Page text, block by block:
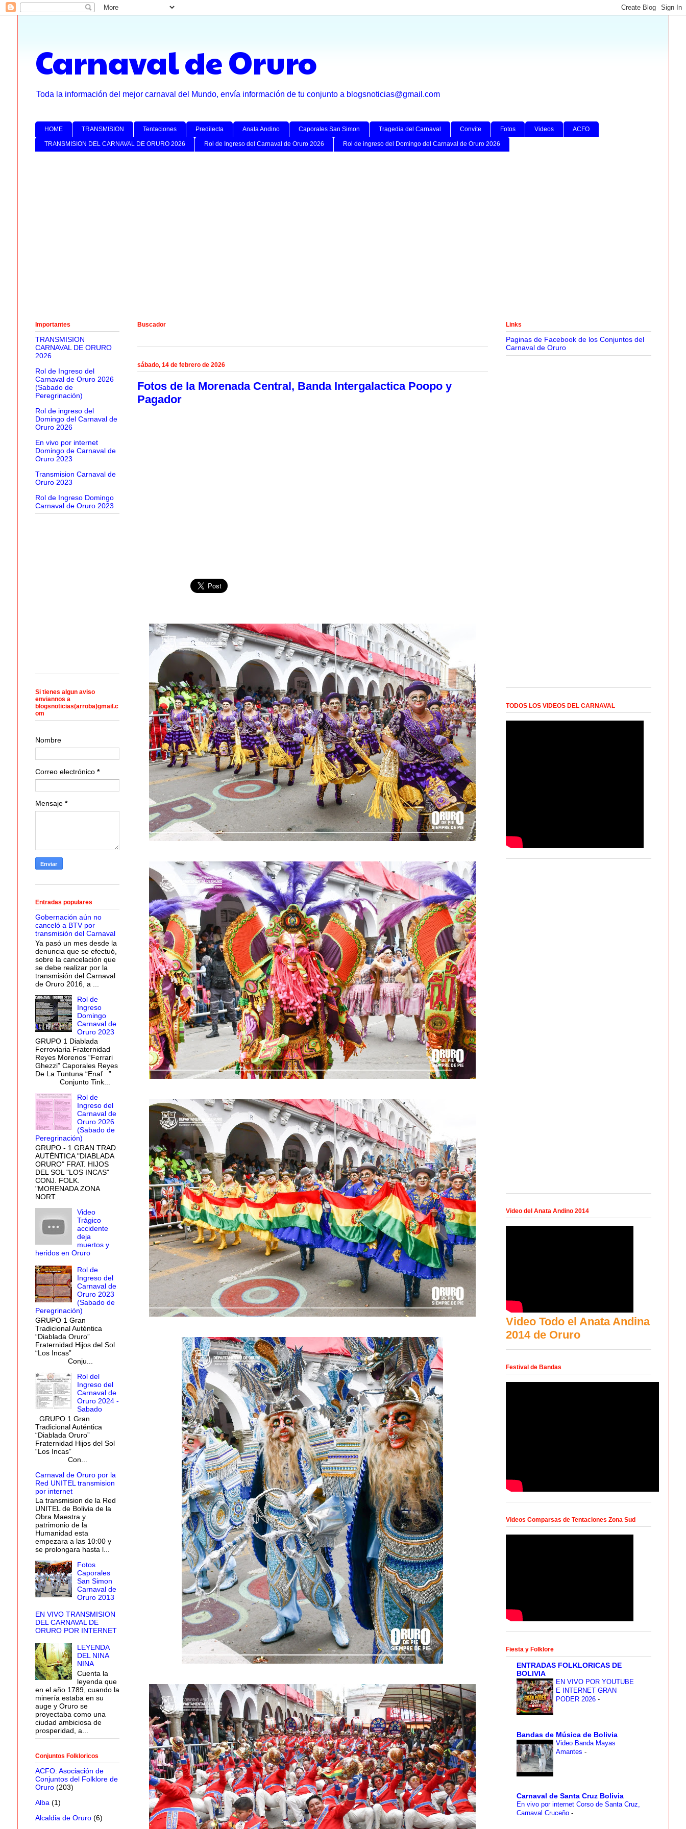
Carnaval de Oruro
Toda la información del mejor carnaval del Mundo, envía información de tu conjunto a blogsnoticias@gmail.com
HOME TRANSMISION Tentaciones Predilecta Anata Andino Caporales San Simon Tragedia del Carnaval Convite Fotos Videos ACFO
TRANSMISION DEL CARNAVAL DE ORURO 2026 Rol de Ingreso del Carnaval de Oruro 2026 Rol de ingreso del Domingo del Carnaval de Oruro 2026
Buscador
sábado, 14 de febrero de 2026
Fotos de la Morenada Central, Banda Intergalactica Poopo y
Pagador
Importantes
TRANSMISION
CARNAVAL DE ORURO
2026
Rol de Ingreso del
Carnaval de Oruro 2026
(Sabado de
Peregrinación)
Rol de ingreso del
Domingo del Carnaval de
Oruro 2026
En vivo por internet
Domingo de Carnaval de
Oruro 2023
Transmision Carnaval de
Oruro 2023
Rol de Ingreso Domingo
Carnaval de Oruro 2023
Si tienes algun aviso
enviannos a
blogsnoticias(arroba)gmail.c
om
Nombre
Correo electrónico *
Mensaje *
Entradas populares
Gobernación aún no
canceló a BTV por
transmisión del Carnaval
Ya pasó un mes desde la
denuncia que se efectuó,
sobre la cancelación que
se debe realizar por la
transmisión del Carnaval
de Oruro 2016, a ...
Rol de
Ingreso
Domingo
Carnaval de
Oruro 2023
GRUPO 1 Diablada
Ferroviaria Fraternidad
Reyes Morenos “Ferrari
Ghezzi” Caporales Reyes
De La Tuntuna “Enaf ”
Conjunto Tink...
Rol de
Ingreso del
Carnaval de
Oruro 2026
(Sabado de
Peregrinación)
GRUPO - 1 GRAN TRAD.
AUTÉNTICA "DIABLADA
ORURO" FRAT. HIJOS
DEL SOL "LOS INCAS"
CONJ. FOLK.
"MORENADA ZONA
NORT...
Video
Trágico
accidente
deja
muertos y
heridos en Oruro
Rol de
Ingreso del
Carnaval de
Oruro 2023
(Sabado de
Peregrinación)
GRUPO 1 Gran
Tradicional Auténtica
“Diablada Oruro”
Fraternidad Hijos del Sol
“Los Incas”
Conju...
Rol del
Ingreso del
Carnaval de
Oruro 2024 -
Sabado
GRUPO 1 Gran
Tradicional Auténtica
“Diablada Oruro”
Fraternidad Hijos del Sol
“Los Incas”
Con...
Carnaval de Oruro por la
Red UNITEL transmision
por internet
La transmision de la Red
UNITEL de Bolivia de la
Obra Maestra y
patrimonio de la
Humanidad esta
empezara a las 10:00 y
se prolongara hasta l...
Fotos
Caporales
San Simon
Carnaval de
Oruro 2013
EN VIVO TRANSMISION
DEL CARNAVAL DE
ORURO POR INTERNET
LEYENDA
DEL NINA
NINA
Cuenta la
leyenda que
en el año 1789, cuando la
minería estaba en su
auge y Oruro se
proyectaba como una
ciudad ambiciosa de
prosperidad, a...
Conjuntos Folkloricos
ACFO: Asociación de
Conjuntos del Folklore de
Oruro (203)
Alba (1)
Alcaldia de Oruro (6)
Links
Paginas de Facebook de los Conjuntos del
Carnaval de Oruro
TODOS LOS VIDEOS DEL CARNAVAL
Video del Anata Andino 2014
Video Todo el Anata Andina
2014 de Oruro
Festival de Bandas
Videos Comparsas de Tentaciones Zona Sud
Fiesta y Folklore
ENTRADAS FOLKLORICAS DE
BOLIVIA
EN VIVO POR YOUTUBE
E INTERNET GRAN
PODER 2026 -
Bandas de Música de Bolivia
Video Banda Mayas
Amantes -
Carnaval de Santa Cruz Bolivia
En vivo por internet Corso de Santa Cruz,
Carnaval Cruceño -